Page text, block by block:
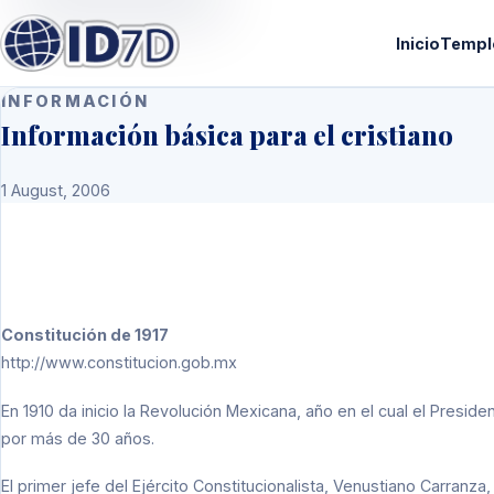
Inicio
INFORMACIÓN
Información básica para el cristiano
1 August, 2006
Constitución de 1917
http://www.constitucion.gob.mx
En 1910 da inicio la Revolución Mexicana, año en el cual el
por más de 30 años.
El primer jefe del Ejército Constitucionalista, Venustiano